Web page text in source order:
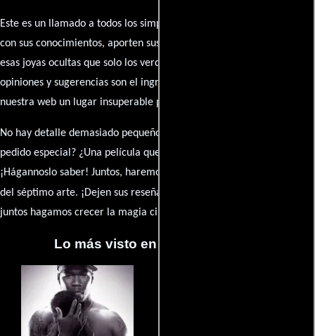
Este es un llamado a todos los simpatizantes del cine: contribuyan
con sus conocimientos, aporten sus descubrimientos y compartan
esas joyas ocultas que solo los verdaderos fanáticos conocen. Sus
opiniones y sugerencias son el ingrediente secreto que hará de
nuestra web un lugar insuperable para los amantes del celuloide.
No hay detalle demasiado pequeño ni opinión insignificante. ¿Algún
pedido especial? ¿Una película que sueñas con ver reseñada?
¡Hágannoslo saber! Juntos, haremos de esta comunidad el epicentro
del séptimo arte. ¡Dejen sus reseña en la
juntos hagamos crecer la magia cinematográfica!
Lo más visto en Cineyseries.net